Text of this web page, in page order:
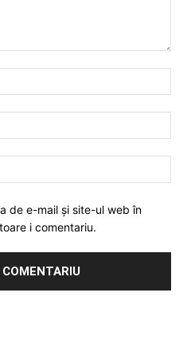
de e-mail și site-ul web în
i comentariu.